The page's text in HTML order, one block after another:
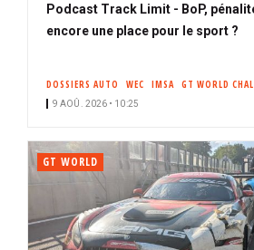
Podcast Track Limit - BoP,
encore une place pour le sport ?
DOSSIERS AUTO WEC IMSA GT WORLD
9 AOÛ. 2026 • 10:25
GT WORLD